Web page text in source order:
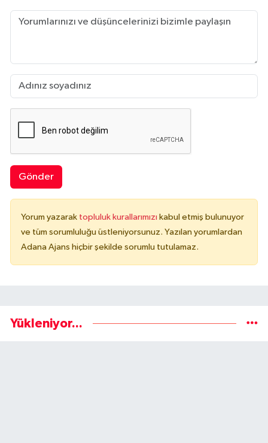
Gönder
Yorum yazarak topluluk kurallarımızı kabul etmiş bulunuyor
ve tüm sorumluluğu üstleniyorsunuz. Yazılan yorumlardan
Adana Ajans hiçbir şekilde sorumlu tutulamaz.
Yükleniyor...